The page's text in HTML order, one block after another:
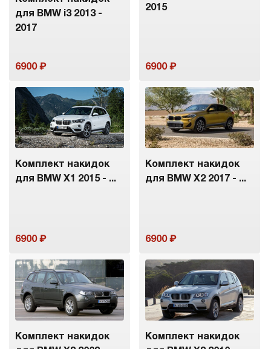
для BMW i3 2013 -
2017
6900
2015
6900
Комплект накидок
для BMW X1 2015 - ...
6900
Комплект накидок
для BMW X2 2017 - ...
6900
Комплект накидок
Комплект накидок